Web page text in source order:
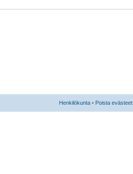
Henkilökunta • Poista evästeet